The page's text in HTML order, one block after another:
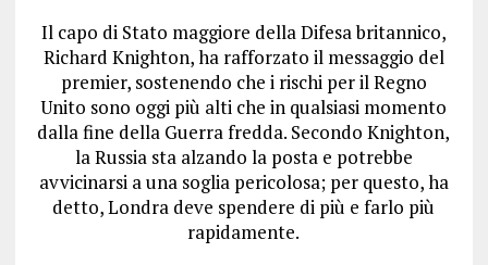
Il capo di Stato maggiore della Difesa britannico,
Richard Knighton, ha rafforzato il messaggio del
premier, sostenendo che i rischi per il Regno
Unito sono oggi più alti che in qualsiasi momento
dalla fine della Guerra fredda. Secondo Knighton,
la Russia sta alzando la posta e potrebbe
avvicinarsi a una soglia pericolosa; per questo, ha
detto, Londra deve spendere di più e farlo più
rapidamente.